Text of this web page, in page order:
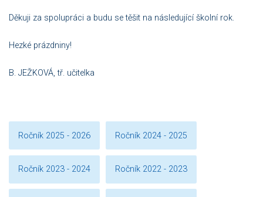
Děkuji za spolupráci a budu se těšit na následující školní rok.
Hezké prázdniny!
B. JEŽKOVÁ, tř. učitelka
Ročník 2025 - 2026 Ročník 2024 - 2025
Ročník 2023 - 2024 Ročník 2022 - 2023